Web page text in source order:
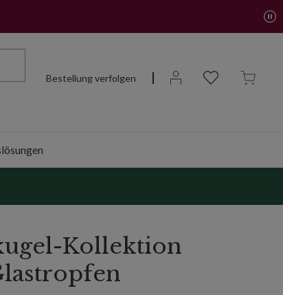
Bestellung verfolgen
Kollektion